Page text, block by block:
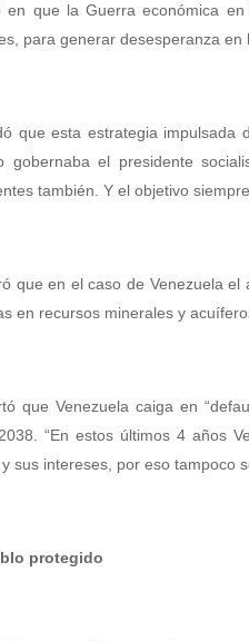
en que la Guerra económica
para generar desesperanza
que esta estrategia impulsada
gobernaba el presidente
también. Y el objetivo
que en el caso de Venezuela
en recursos minerales y
que Venezuela caiga en
“En estos últimos 4 años
sus intereses, por eso tampoco
protegido